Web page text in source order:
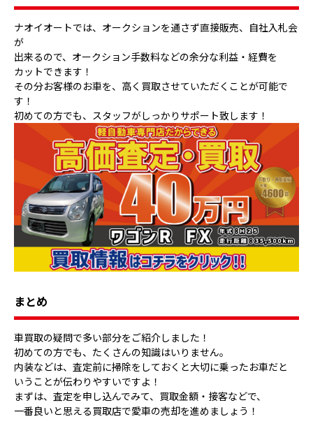
ナオイオートでは、オークションを通さず直接販売、自社入札会
が
出来るので、オークション手数料などの余分な利益・経費を
カットできます！
その分お客様のお車を、高く買取させていただくことが可能で
す！
初めての方でも、スタッフがしっかりサポート致します！
まとめ
車買取の疑問で多い部分をご紹介しました！
初めての方でも、たくさんの知識はいりません。
内装などは、査定前に掃除をしておくと大切に乗ったお車だと
いうことが伝わりやすいですよ！
まずは、査定を申し込んでみて、買取金額・接客などで、
一番良いと思える買取店で愛車の売却を進めましょう！